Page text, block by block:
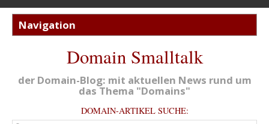
Domain Smalltalk
der Domain-Blog: mit aktuellen News rund um
das Thema "Domains"
DOMAIN-ARTIKEL SUCHE: